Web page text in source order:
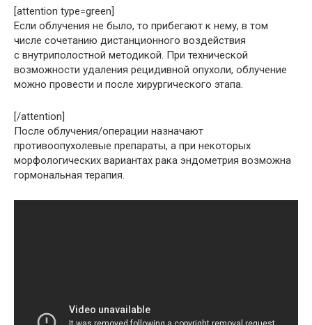
[attention type=green]
Если облучения не было, то прибегают к нему, в том
числе сочетанию дистанционного воздействия
с внутриполостной методикой. При технической
возможности удаления рецидивной опухоли, облучение
можно провести и после хирургического этапа.
[/attention]
После облучения/операции назначают
противоопухолевые препараты, а при некоторых
морфологических вариантах рака эндометрия возможна
гормональная терапия.